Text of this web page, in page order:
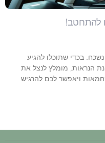
להתחטב!
בכדי שתוכלו להגיע
הנראות, מומלץ לנצל את
ויאפשר לכם להרגיש